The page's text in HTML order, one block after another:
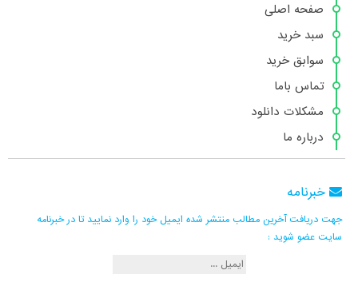
صفحه اصلی
سبد خرید
سوابق خرید
تماس باما
مشکلات دانلود
درباره ما
خبرنامه
جهت دریافت آخرین مطالب منتشر شده ایمیل خود را وارد نمایید تا در خبرنامه
سایت عضو شوید :